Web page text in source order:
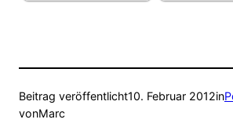
Beitrag veröffentlicht10. Februar 2012in
vonMarc